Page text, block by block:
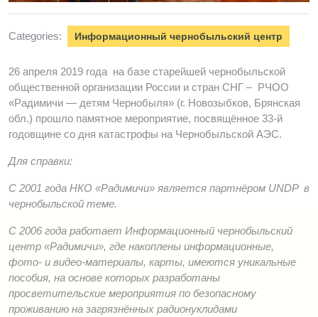
Categories: Информационный чернобыльский центр
26 апреля 2019 года на базе старейшей чернобыльской
общественной организации России и стран СНГ – РЧОО
«Радимичи — детям Чернобыля» (г. Новозыбков, Брянская
обл.) прошло памятное мероприятие, посвящённое 33-й
годовщине со дня катастрофы на Чернобыльской АЭС.
Для справки:
С 2001 года НКО «Радимичи» является партнёром UNDP в
чернобыльской теме.
С 2006 года работает Информационный чернобыльский
центр «Радимичи», где накоплены информационные,
фото- и видео-материалы, карты, имеются уникальные
пособия, на основе которых разработаны
просветительские мероприятия по безопасному
проживанию на загрязнённых радионуклидами